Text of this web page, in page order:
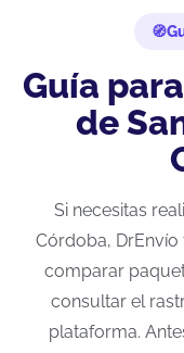
Guía
de
Si necesitas
Córdoba,
comparar
consultar el
plataforma.